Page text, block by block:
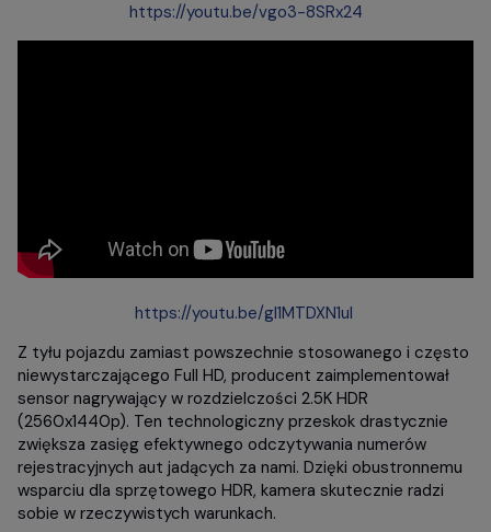
https://youtu.be/vgo3-8SRx24
https://youtu.be/gI1MTDXN1uI
Z tyłu pojazdu zamiast powszechnie stosowanego i często
niewystarczającego Full HD, producent zaimplementował
sensor nagrywający w rozdzielczości 2.5K HDR
(2560x1440p). Ten technologiczny przeskok drastycznie
zwiększa zasięg efektywnego odczytywania numerów
rejestracyjnych aut jadących za nami. Dzięki obustronnemu
wsparciu dla sprzętowego HDR, kamera skutecznie radzi
sobie w rzeczywistych warunkach.